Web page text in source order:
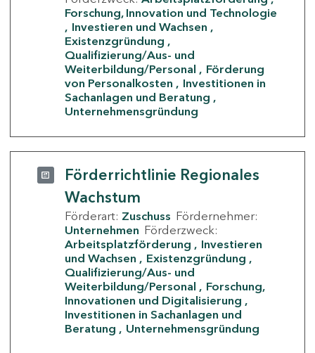
Forschung, Innovation und Technologie
Investieren und Wachsen
Existenzgründung
Qualifizierung/Aus- und
Weiterbildung/Personal
Förderung
von Personalkosten
Investitionen in
Sachanlagen und Beratung
Unternehmensgründung
Förderrichtlinie Regionales
Wachstum
Förderart: Zuschuss Fördernehmer:
Unternehmen Förderzweck:
Arbeitsplatzförderung
Investieren
und Wachsen
Existenzgründung
Qualifizierung/Aus- und
Weiterbildung/Personal
Forschung,
Innovationen und Digitalisierung
Investitionen in Sachanlagen und
Beratung
Unternehmensgründung